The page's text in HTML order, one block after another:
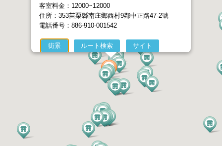
客室料金：12000~12000
住所：353苗栗縣南庄鄉西村9鄰中正路47-2號
電話番号：886-910-001542
街景 ルート検索 サイト